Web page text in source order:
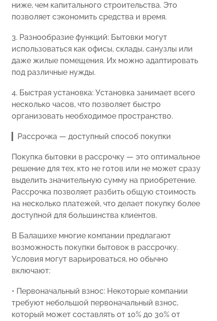
ниже, чем капитального строительства. Это
позволяет сэкономить средства и время.
3. Разнообразие функций: Бытовки могут
использоваться как офисы, склады, санузлы или
даже жилые помещения. Их можно адаптировать
под различные нужды.
4. Быстрая установка: Установка занимает всего
несколько часов, что позволяет быстро
организовать необходимое пространство.
▎Рассрочка — доступный способ покупки
Покупка бытовки в рассрочку — это оптимальное
решение для тех, кто не готов или не может сразу
выделить значительную сумму на приобретение.
Рассрочка позволяет разбить общую стоимость
на несколько платежей, что делает покупку более
доступной для большинства клиентов.
В Балашихе многие компании предлагают
возможность покупки бытовок в рассрочку.
Условия могут варьироваться, но обычно
включают:
• Первоначальный взнос: Некоторые компании
требуют небольшой первоначальный взнос,
который может составлять от 10% до 30% от